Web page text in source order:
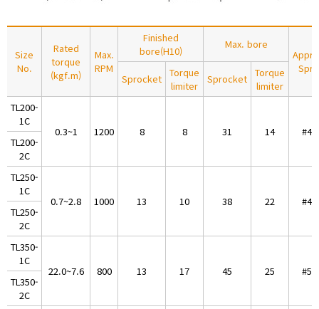
Size
No.
Rated
torque
(kgf.m)
Max.
RPM
Finished
bore(H10)
Max. bore
Sprocket Torque
limiter
Sprocket Torque
limiter
TL200-
1C
0.3~1 1200 8 8 31 14
TL200-
2C
TL250-
1C
0.7~2.8 1000 13 10 38 22
TL250-
2C
TL350-
1C
22.0~7.6 800 13 17 45 25
TL350-
2C